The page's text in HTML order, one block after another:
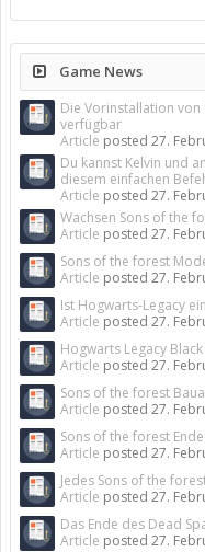
Game News
Die Vorinstallation von
verfügbar
Article posted 27.
Du kannst Kelvin und
diesem einfachen
Article posted 27.
Wachsen Sons of the
Article posted 27.
Sons of the forest
Article posted 27.
Ist Hogwarts-Legacy
Article posted 27.
Hogwarts Legacy
Article posted 27.
Sons of the forest
Article posted 27.
Sons of the forest
Article posted 27.
Jedes Sons of the
Article posted 27.
Das Ende des Dead
Article posted 27.